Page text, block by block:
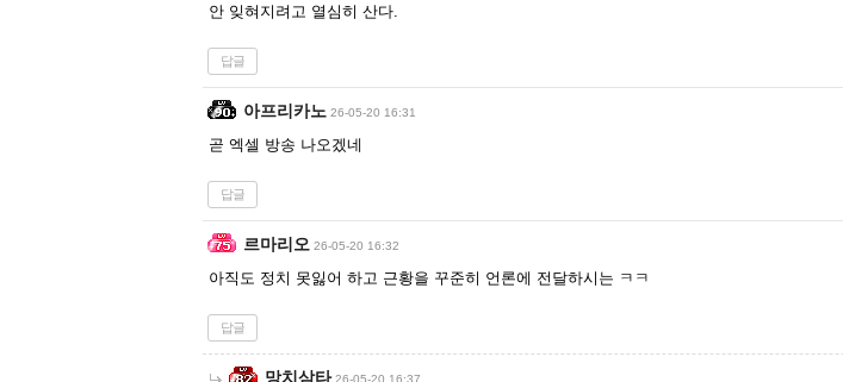
안 잊혀지려고 열심히 산다.
답글
아프리카노 26-05-20 16:31
곧 엑셀 방송 나오겠네
답글
르마리오 26-05-20 16:32
아직도 정치 못잃어 하고 근황을 꾸준히 언론에 전달하시는 ㅋㅋ
답글
망치삼타 26-05-20 16:37